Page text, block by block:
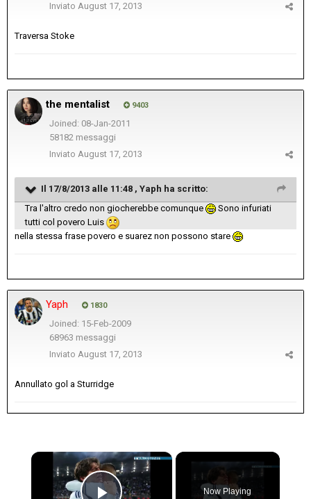
Inviato August 17, 2013
Traversa Stoke
the mentalist 9403
Joined: 08-Jan-2011
58182 messaggi
Inviato August 17, 2013
Il 17/8/2013 alle 11:48 , Yaph ha scritto:
Tra l'altro credo non giocherebbe comunque
Sono infuriati
tutti col povero Luis
nella stessa frase povero e suarez non possono stare
Yaph 1830
Joined: 15-Feb-2009
68963 messaggi
Inviato August 17, 2013
Annullato gol a Sturridge
×
Now Playing